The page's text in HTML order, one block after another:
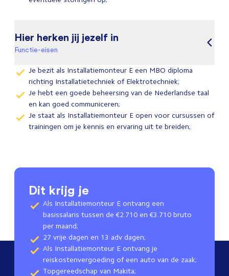
Hier herken jij jezelf in
Functie-eisen
Je bezit als Installatiemonteur E een MBO diploma
richting Installatietechniek of Elektrotechniek;
Je hebt een goede beheersing van de Nederlandse taal
en kan goed communiceren;
Je staat als Installatiemonteur E open voor cursussen of
trainingen om je kennis en ervaring uit te breiden;
Dit krijg je
Als Installatiemonteur E ontvang een
basissalaris tussen de €2.710 en €3.710 bruto
per maand;
27 vrije dagen en 13 adv dagen;
Als Installatiemonteur E ontvang je
reiskostenvergoeding of een auto van de zaak;
Topgereedschap van Makita;